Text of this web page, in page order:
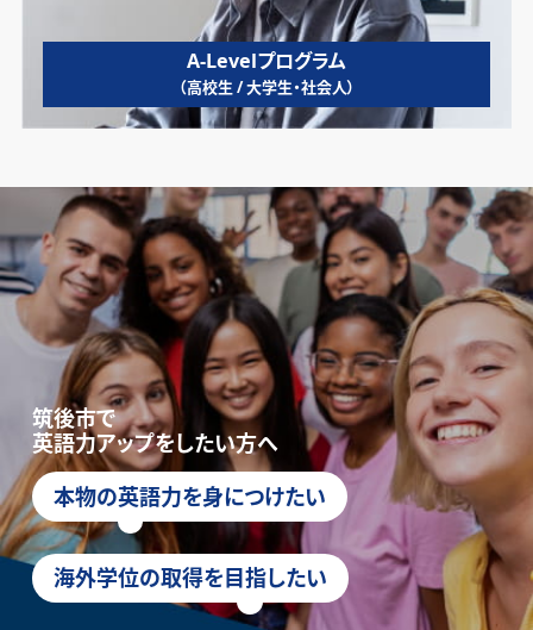
A-Levelプログラム
（高校生 / 大学生・社会人）
筑後市で
英語力アップをしたい方へ
本物の英語力を身につけたい
海外学位の取得を目指したい